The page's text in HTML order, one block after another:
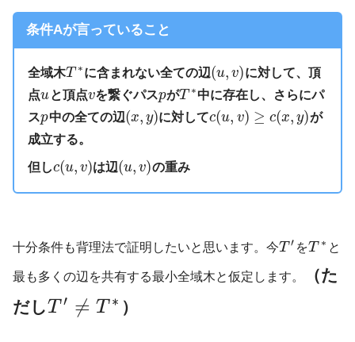
条件Aが言っていること
全域木T ∗に含まれない全ての辺(u, v)に対して、頂
点uと頂点vを繋ぐパスpがT ∗中に存在し、さらにパ
スp中の全ての辺(x, y)に対してc(u, v) ≥ c(x, y)が
成立する。
但しc(u, v)は辺(u, v)の重み
十分条件も背理法で証明したいと思います。今T ′ をT ∗ と
最も多くの辺を共有する最小全域木と仮定します。
（た
だしT ′ ≠ T ∗ ）